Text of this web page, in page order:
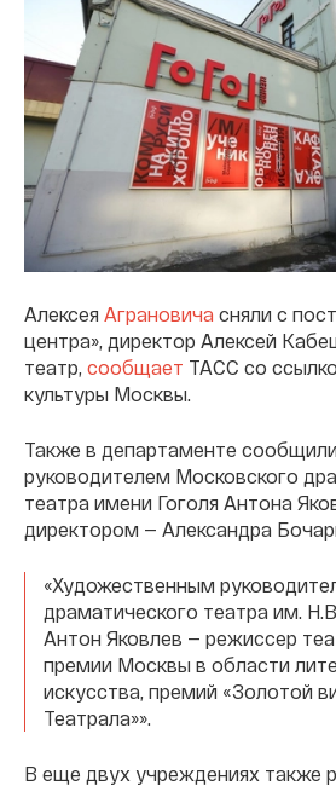
Алексея Аграновича сняли с
центра», директор Алексей
театр, сообщает ТАСС со
культуры Москвы.
Также в департаменте
руководителем Московского
театра имени Гоголя Антона
директором — Александра
«Художественным
драматического театра им.
Антон Яковлев — режиссер
премии Москвы в области
искусства, премий «Золотой
Театрала»».
В еще двух учреждениях также